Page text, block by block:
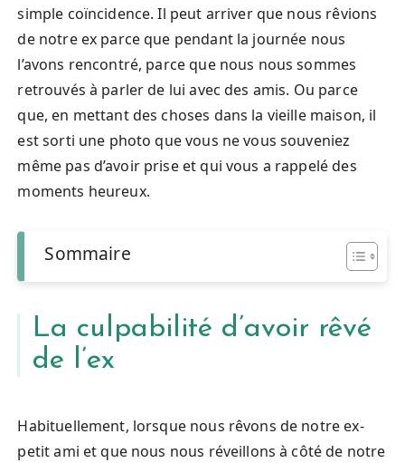
simple coïncidence. Il peut arriver que nous rêvions
de notre ex parce que pendant la journée nous
l’avons rencontré, parce que nous nous sommes
retrouvés à parler de lui avec des amis. Ou parce
que, en mettant des choses dans la vieille maison, il
est sorti une photo que vous ne vous souveniez
même pas d’avoir prise et qui vous a rappelé des
moments heureux.
Sommaire
La culpabilité d’avoir rêvé
de l’ex
Habituellement, lorsque nous rêvons de notre ex-
petit ami et que nous nous réveillons à côté de notre